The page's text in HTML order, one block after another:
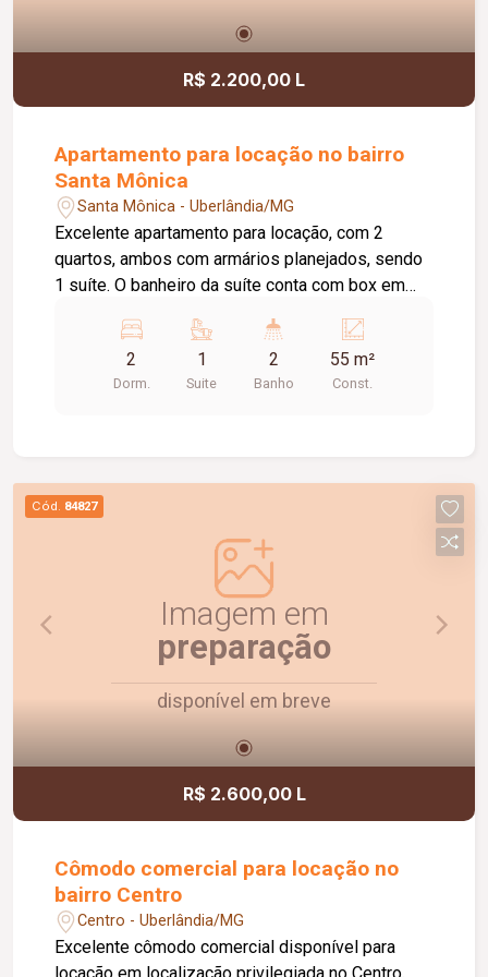
R$ 2.200,00 L
Apartamento para locação no bairro
Santa Mônica
Santa Mônica - Uberlândia/MG
Excelente apartamento para locação, com 2
quartos, ambos com armários planejados, sendo
1 suíte. O banheiro da suíte conta com box em
ampla e bem iluminada, sacada com
churrasqueira, cozinha com armários planejados e
cooktop, área de serviço com armário e banheiro
com capacidade para 2 carros. Um imóvel
confortável, funcional e pronto para morar.
Agende uma visita e conheça!
2
Dorm.
1
Suite
2
Banho
55 m²
Const.
Cód. 84827
Imagem em
preparação
disponível em breve
R$ 2.600,00 L
Cômodo comercial para locação no
bairro Centro
Centro - Uberlândia/MG
Excelente cômodo comercial disponível para